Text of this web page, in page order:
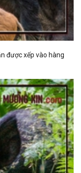
được xếp vào hàng